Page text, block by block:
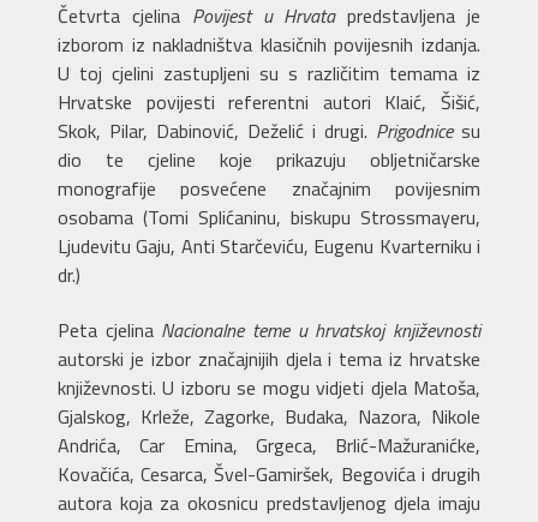
Četvrta cjelina Povijest u Hrvatapredstavljena je
izborom iz nakladništva klasičnih povijesnih izdanja.
U toj cjelini zastupljeni su s različitim temama iz
Hrvatske povijesti referentni autori Klaić, Šišić,
Skok, Pilar, Dabinović, Deželić i drugi. Prigodnicesu
dio te cjeline koje prikazuju obljetničarske
monografije posvećene značajnim povijesnim
osobama (Tomi Splićaninu, biskupu Strossmayeru,
Ljudevitu Gaju, Anti Starčeviću, Eugenu Kvarterniku i
dr.)
Peta cjelina Nacionalne teme u hrvatskoj književnosti
autorski je izbor značajnijih djela i tema iz hrvatske
književnosti. U izboru se mogu vidjeti djela Matoša,
Gjalskog, Krleže, Zagorke, Budaka, Nazora, Nikole
Andrića, Car Emina, Grgeca, Brlić-Mažuranićke,
Kovačića, Cesarca, Švel-Gamiršek, Begovića i drugih
autora koja za okosnicu predstavljenog djela imaju